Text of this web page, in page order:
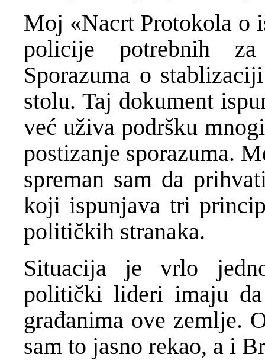
Moj «Nacrt Protokola o
policije potrebnih
Sporazuma o
stolu. Taj dokument
već uživa podršku
postizanje sporazuma.
spreman sam da
koji ispunjava tri
političkih stranaka.
Situacija je vrlo
politički lideri imaju da
građanima ove zemlje.
sam to jasno rekao, a i